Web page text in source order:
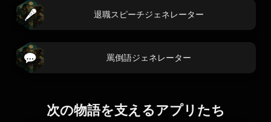
退職スピーチジェネレーター
罵倒語ジェネレーター
次の物語を支えるアプリたち